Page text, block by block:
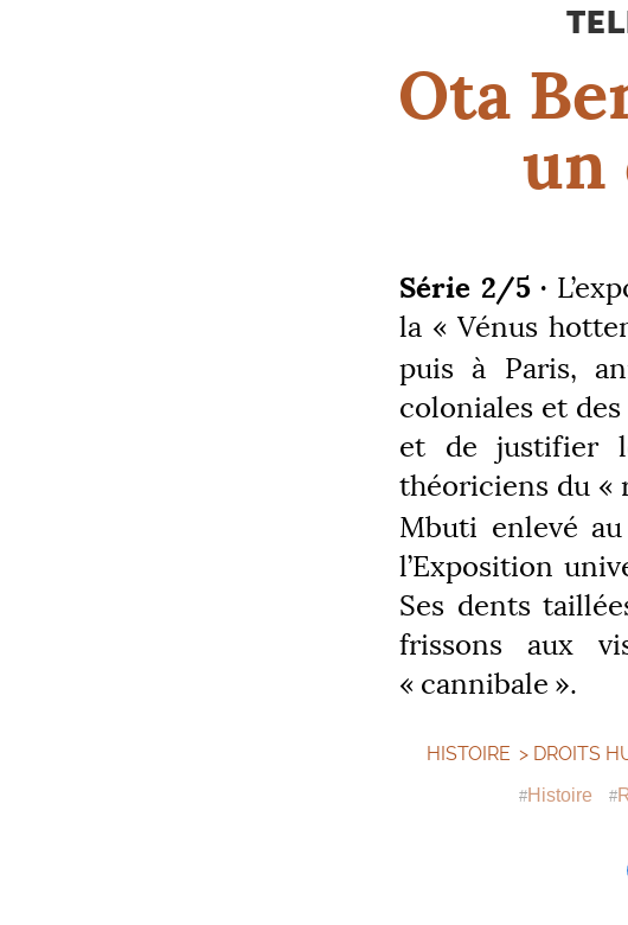
Ota
un
Série 2/5 ·
la « Vénus
puis à Paris,
coloniales et des
et de justifier
théoriciens du «
Mbuti enlevé
l’Exposition
Ses dents
frissons aux
« cannibale ».
HISTOIRE > DROITS
Histoire